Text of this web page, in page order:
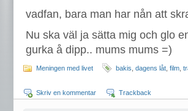
vadfan, bara man har nån att
Nu ska väl ja sätta mig och glo
gurka å dipp.. mums mums =)
Meningen med livet bakis dagens låt film
Skriv en kommentar Trackback